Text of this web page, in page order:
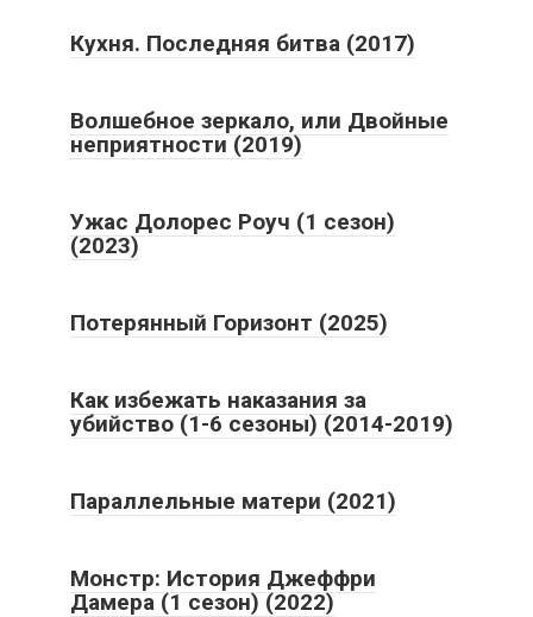
Кухня. Последняя битва (2017)
Волшебное зеркало, или Двойные
неприятности (2019)
Ужас Долорес Роуч (1 сезон)
(2023)
Потерянный Горизонт (2025)
Как избежать наказания за
убийство (1-6 сезоны) (2014-2019)
Параллельные матери (2021)
Монстр: История Джеффри
Дамера (1 сезон) (2022)